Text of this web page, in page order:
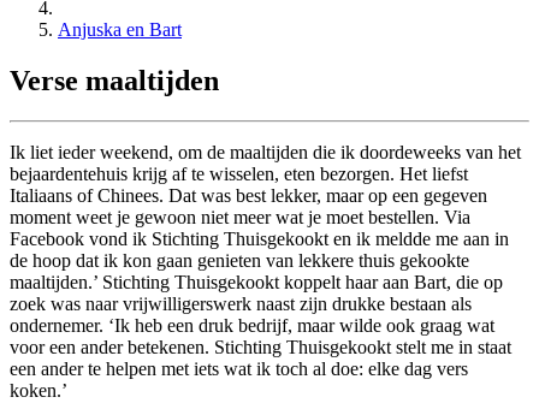
Anjuska en Bart
Verse maaltijden
Ik liet ieder weekend, om de maaltijden die ik doordeweeks van het
bejaardentehuis krijg af te wisselen, eten bezorgen. Het liefst
Italiaans of Chinees. Dat was best lekker, maar op een gegeven
moment weet je gewoon niet meer wat je moet bestellen. Via
Facebook vond ik Stichting Thuisgekookt en ik meldde me aan in
de hoop dat ik kon gaan genieten van lekkere thuis gekookte
maaltijden.’ Stichting Thuisgekookt koppelt haar aan Bart, die op
zoek was naar vrijwilligerswerk naast zijn drukke bestaan als
ondernemer. ‘Ik heb een druk bedrijf, maar wilde ook graag wat
voor een ander betekenen. Stichting Thuisgekookt stelt me in staat
een ander te helpen met iets wat ik toch al doe: elke dag vers
koken.’